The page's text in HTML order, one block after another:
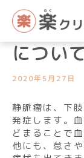
ス
院長コラム
下肢静
につい
2020年5月27日
静脈瘤は、下
発症します。
どまることで
他にも、怠さ